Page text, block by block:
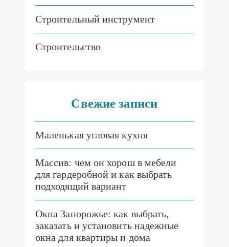
Строительный инструмент
Строительство
Свежие записи
Маленькая угловая кухня
Массив: чем он хорош в мебели
для гардеробной и как выбрать
подходящий вариант
Окна Запорожье: как выбрать,
заказать и установить надежные
окна для квартиры и дома